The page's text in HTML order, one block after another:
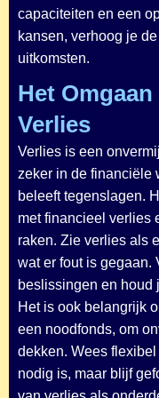
capaciteiten en een
kansen, verhoog je
uitkomsten.
Het
Verlies
Verlies is een
zeker in de financiële
beleeft tegenslagen.
met financieel verlies
raken. Zie verlies als
wat er fout is gegaan.
beslissingen en houd
Het is ook belangrijk
een noodfonds, om
dekken. Wees
nodig is, maar blijf